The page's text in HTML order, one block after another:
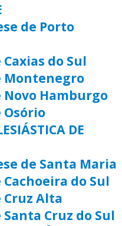
de Porto
do Sul
Montenegro
Novo Hamburgo
Osório
DE
de Santa Maria
Cachoeira do Sul
Cruz Alta
Santa Cruz do Sul